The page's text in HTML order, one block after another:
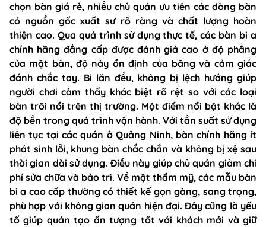
chọn bàn giá rẻ, nhiều chủ quán ưu tiên các dòng bàn
có nguồn gốc xuất sư rõ ràng và chất lượng hoàn
thiện cao. Qua quá trình sử dụng thực tế, các bàn bi a
chính hãng đẳng cấp được đánh giá cao ở độ phẳng
của mặt bàn, độ nảy ổn định của băng và cảm giác
đánh chắc tay. Bi lăn đều, không bị lệch hướng giúp
người chơi cảm thấy khác biệt rõ rệt so với các loại
bàn trôi nổi trên thị trường. Một điểm nổi bật khác là
độ bền trong quá trình vận hành. Với tần suất sử dụng
liên tục tại các quán ở Quảng Ninh, bàn chính hãng ít
phát sinh lỗi, khung bàn chắc chắn và không bị xệ sau
thời gian dài sử dụng. Điều này giúp chủ quán giảm chi
phí sửa chữa và bảo trì. Về mặt thẩm mỹ, các mẫu bàn
bi a cao cấp thường có thiết kế gọn gàng, sang trọng,
phù hợp với không gian quán hiện đại. Đây cũng là yếu
tố giúp quán tạo ấn tượng tốt với khách mới và giữ